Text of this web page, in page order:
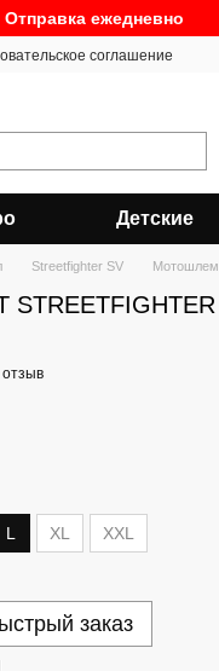
ежедневно
соглашение
Детские
Streetfighter SV Мотошлем
отзыв
L XL XXL
заказ